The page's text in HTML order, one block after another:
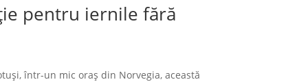
pentru iernile fără
într-un mic oraș din Norvegia, această